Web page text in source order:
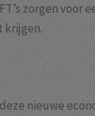
zorgen
krijgen.
nieuwe